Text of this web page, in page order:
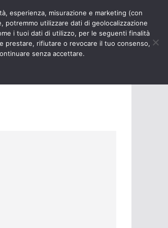
TIMES
esperienza, misurazione e marketing (con
utilizzare dati di geolocalizzazione
i tuoi dati di utilizzo, per le seguenti finalità
prestare, rifiutare o revocare il tuo consenso,
senza accettare.